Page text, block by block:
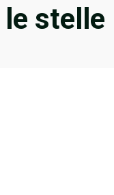
stelle